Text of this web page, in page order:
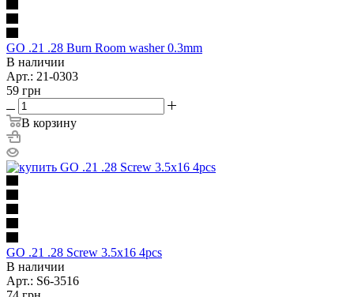
GO .21 .28 Burn Room washer 0.3mm
В наличии
Арт.: 21-0303
59 грн
В корзину
GO .21 .28 Screw 3.5x16 4pcs
В наличии
Арт.: S6-3516